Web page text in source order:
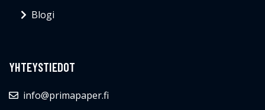
Blogi
YHTEYSTIEDOT
info@primapaper.fi